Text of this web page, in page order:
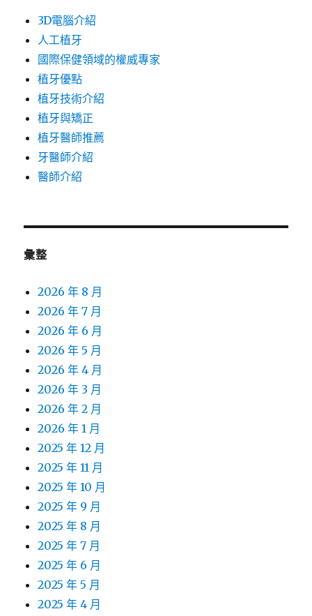
3D電腦介紹
人工植牙
國際保健領域的權威專家
植牙優點
植牙技術介紹
植牙與矯正
植牙醫師推薦
牙醫師介紹
醫師介紹
彙整
2026 年 8 月
2026 年 7 月
2026 年 6 月
2026 年 5 月
2026 年 4 月
2026 年 3 月
2026 年 2 月
2026 年 1 月
2025 年 12 月
2025 年 11 月
2025 年 10 月
2025 年 9 月
2025 年 8 月
2025 年 7 月
2025 年 6 月
2025 年 5 月
2025 年 4 月